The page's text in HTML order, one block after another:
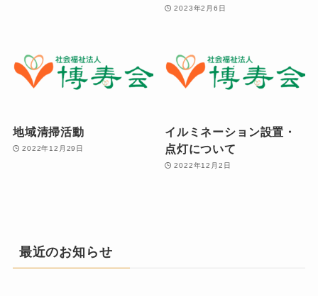
2023年2月6日
地域清掃活動
2022年12月29日
イルミネーション設置・
点灯について
2022年12月2日
最近のお知らせ